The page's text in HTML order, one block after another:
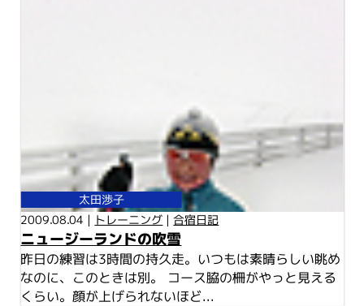
太田渉子
2009.08.04 | トレーニング | 合宿日記
ニュージーランドの吹雪
昨日の練習は3時間の持久走。いつもは素晴らしい眺め
なのに、このときは別。 コース脇の柵がやっと見える
くらい。顔が上げられないほど...